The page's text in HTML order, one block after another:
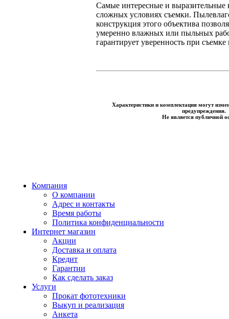
Самые интересные и выразительные
сложных условиях съемки.
конструкция этого объектива
умеренно влажных или пыльных
гарантирует уверенность при
Характеристики и комплектация могут
предупреждения.
Не является публичной
Компания
О компании
Адрес и контакты
Время работы
Политика конфиденциальности
Интернет магазин
Акции
Доставка и оплата
Кредит
Гарантии
Как сделать заказ
Услуги
Прокат фототехники
Выкуп и реализация
Анкета